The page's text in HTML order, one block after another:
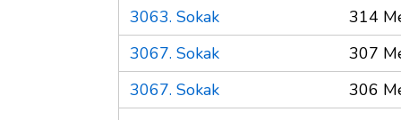
3063. Sokak
314
3067. Sokak
307
3067. Sokak
306